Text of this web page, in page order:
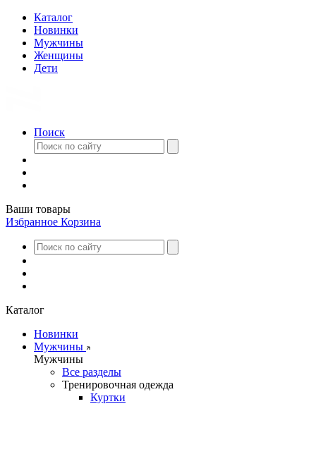
Каталог
Новинки
Мужчины
Женщины
Дети
Поиск
Ваши товары
Избранное Корзина
Каталог
Новинки
Мужчины
Мужчины
Все разделы
Тренировочная одежда
Куртки